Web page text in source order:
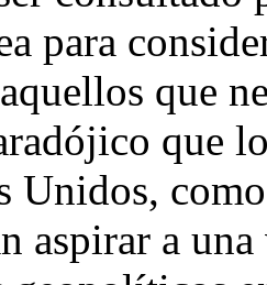
para
que
que
Unidos,
aspirar a